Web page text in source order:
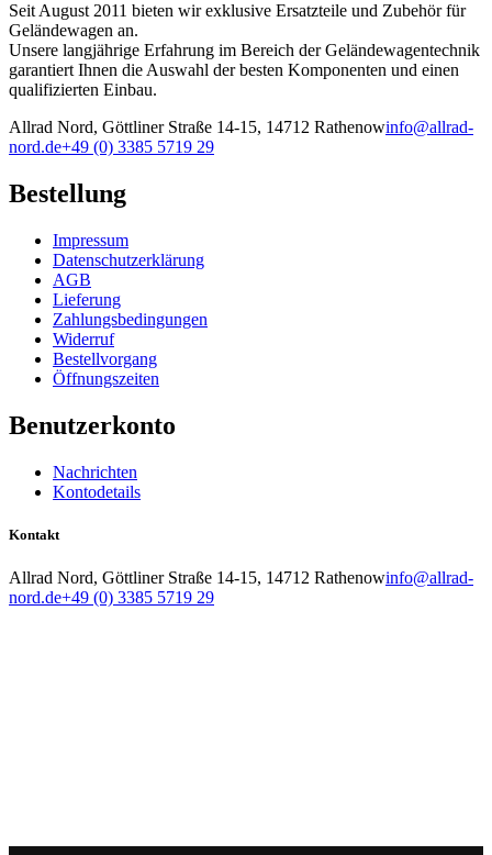
Seit August 2011 bieten wir exklusive Ersatzteile und Zubehör für
Geländewagen an.
Unsere langjährige Erfahrung im Bereich der Geländewagentechnik
garantiert Ihnen die Auswahl der besten Komponenten und einen
qualifizierten Einbau.
Allrad Nord, Göttliner Straße 14-15, 14712 Rathenowinfo@allrad-
nord.de+49 (0) 3385 5719 29
Bestellung
Impressum
Datenschutzerklärung
AGB
Lieferung
Zahlungsbedingungen
Widerruf
Bestellvorgang
Öffnungszeiten
Benutzerkonto
Nachrichten
Kontodetails
Kontakt
Allrad Nord, Göttliner Straße 14-15, 14712 Rathenowinfo@allrad-
nord.de+49 (0) 3385 5719 29